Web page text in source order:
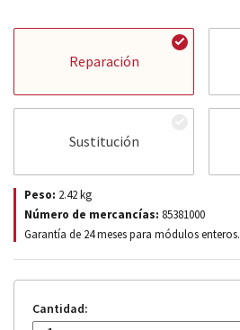
Reparación
Sustitución
Peso: 2.42kg
Número de mercancías: 85381000
Garantía de 24 meses para módulos enteros.
Cantidad: